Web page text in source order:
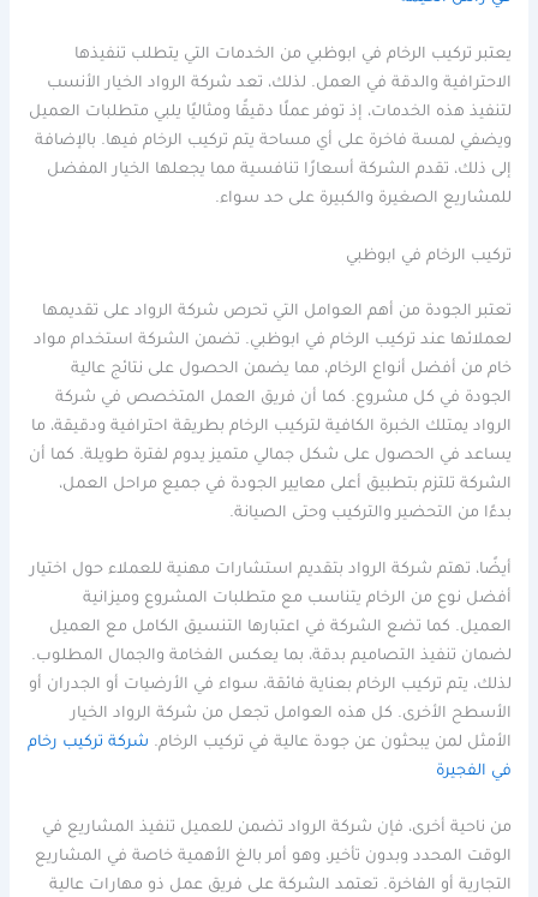
يعتبر تركيب الرخام في ابوظبي من الخدمات التي يتطلب تنفيذها
الاحترافية والدقة في العمل. لذلك، تعد شركة الرواد الخيار الأنسب
لتنفيذ هذه الخدمات، إذ توفر عملًا دقيقًا ومثاليًا يلبي متطلبات العميل
ويضفي لمسة فاخرة على أي مساحة يتم تركيب الرخام فيها. بالإضافة
إلى ذلك، تقدم الشركة أسعارًا تنافسية مما يجعلها الخيار المفضل
للمشاريع الصغيرة والكبيرة على حد سواء.
تركيب الرخام في ابوظبي
تعتبر الجودة من أهم العوامل التي تحرص شركة الرواد على تقديمها
لعملائها عند تركيب الرخام في ابوظبي. تضمن الشركة استخدام مواد
خام من أفضل أنواع الرخام، مما يضمن الحصول على نتائج عالية
الجودة في كل مشروع. كما أن فريق العمل المتخصص في شركة
الرواد يمتلك الخبرة الكافية لتركيب الرخام بطريقة احترافية ودقيقة، ما
يساعد في الحصول على شكل جمالي متميز يدوم لفترة طويلة. كما أن
الشركة تلتزم بتطبيق أعلى معايير الجودة في جميع مراحل العمل،
بدءًا من التحضير والتركيب وحتى الصيانة.
أيضًا، تهتم شركة الرواد بتقديم استشارات مهنية للعملاء حول اختيار
أفضل نوع من الرخام يتناسب مع متطلبات المشروع وميزانية
العميل. كما تضع الشركة في اعتبارها التنسيق الكامل مع العميل
لضمان تنفيذ التصاميم بدقة، بما يعكس الفخامة والجمال المطلوب.
لذلك، يتم تركيب الرخام بعناية فائقة، سواء في الأرضيات أو الجدران أو
الأسطح الأخرى. كل هذه العوامل تجعل من شركة الرواد الخيار
الأمثل لمن يبحثون عن جودة عالية في تركيب الرخام. شركة تركيب رخام
في الفجيرة
من ناحية أخرى، فإن شركة الرواد تضمن للعميل تنفيذ المشاريع في
الوقت المحدد وبدون تأخير، وهو أمر بالغ الأهمية خاصة في المشاريع
التجارية أو الفاخرة. تعتمد الشركة على فريق عمل ذو مهارات عالية